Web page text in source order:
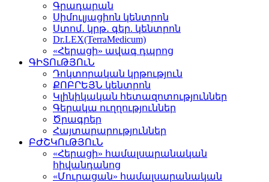
Գրադարան
Սիմուլյացիոն կենտրոն
Ստոմ․ կրթ․ գեր. կենտրոն
Dr.LEX(TerraMedicum)
«Հերացի» ավագ դպրոց
ԳԻՏՈւԹՅՈւՆ
Դոկտորական կրթություն
ՔՈԲՐԵՅՆ կենտրոն
Կլինիկական հետազոտություններ
Գերակա ուղղություններ
Ծրագրեր
Հայտարարություններ
ԲԺՇԿՈւԹՅՈւՆ
«Հերացի» համալսարանական
հիվանդանոց
«Մուրացան» համալսարանական